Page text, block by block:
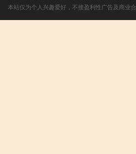
本站仅为个人兴趣爱好，不接盈利性广告及商业